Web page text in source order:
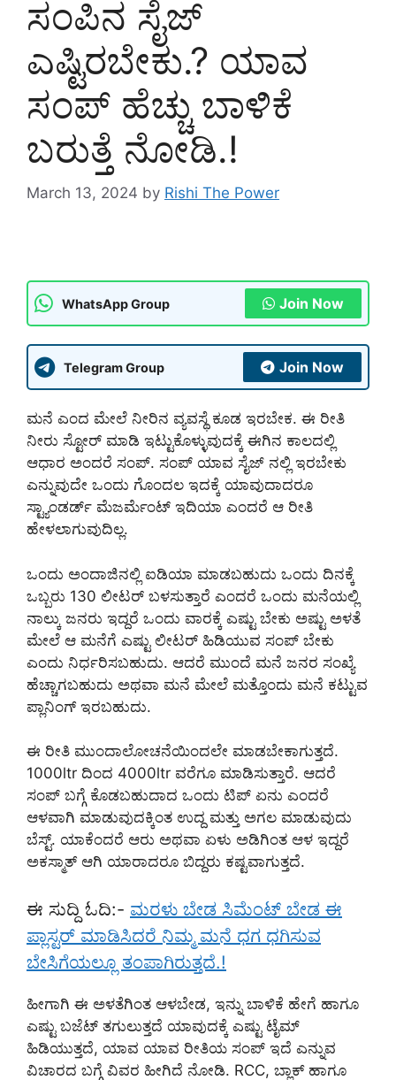
ಸಂಪಿನ ಸೈಜ್
ಎಷ್ಟಿರಬೇಕು.? ಯಾವ
ಸಂಪ್ ಹೆಚ್ಚು ಬಾಳಿಕೆ
ಬರುತ್ತೆ ನೋಡಿ.!
March 13, 2024 by Rishi The Power
WhatsApp Group Join Now
Telegram Group Join Now
ಮನೆ ಎಂದ ಮೇಲೆ ನೀರಿನ ವ್ಯವಸ್ಥೆ ಕೂಡ ಇರಬೇಕ. ಈ ರೀತಿ
ನೀರು ಸ್ಟೋರ್ ಮಾಡಿ ಇಟ್ಟುಕೊಳ್ಳುವುದಕ್ಕೆ ಈಗಿನ ಕಾಲದಲ್ಲಿ
ಆಧಾರ ಅಂದರೆ ಸಂಪ್. ಸಂಪ್ ಯಾವ ಸೈಜ್ ನಲ್ಲಿ ಇರಬೇಕು
ಎನ್ನುವುದೇ ಒಂದು ಗೊಂದಲ ಇದಕ್ಕೆ ಯಾವುದಾದರೂ
ಸ್ಟ್ಯಾಂಡರ್ಡ್ ಮೆಜರ್ಮೆಂಟ್ ಇದಿಯಾ ಎಂದರೆ ಆ ರೀತಿ
ಹೇಳಲಾಗುವುದಿಲ್ಲ.
ಒಂದು ಅಂದಾಜಿನಲ್ಲಿ ಐಡಿಯಾ ಮಾಡಬಹುದು ಒಂದು ದಿನಕ್ಕೆ
ಒಬ್ಬರು 130 ಲೀಟರ್ ಬಳಸುತ್ತಾರೆ ಎಂದರೆ ಒಂದು ಮನೆಯಲ್ಲಿ
ನಾಲ್ಕು ಜನರು ಇದ್ದರೆ ಒಂದು ವಾರಕ್ಕೆ ಎಷ್ಟು ಬೇಕು ಅಷ್ಟು ಅಳತೆ
ಮೇಲೆ ಆ ಮನೆಗೆ ಎಷ್ಟು ಲೀಟರ್ ಹಿಡಿಯುವ ಸಂಪ್ ಬೇಕು
ಎಂದು ನಿರ್ಧರಿಸಬಹುದು. ಆದರೆ ಮುಂದೆ ಮನೆ ಜನರ ಸಂಖ್ಯೆ
ಹೆಚ್ಚಾಗಬಹುದು ಅಥವಾ ಮನೆ ಮೇಲೆ ಮತ್ತೊಂದು ಮನೆ ಕಟ್ಟುವ
ಪ್ಲಾನಿಂಗ್ ಇರಬಹುದು.
ಈ ರೀತಿ ಮುಂದಾಲೋಚನೆಯಿಂದಲೇ ಮಾಡಬೇಕಾಗುತ್ತದೆ.
1000ltr ದಿಂದ 4000ltr ವರೆಗೂ ಮಾಡಿಸುತ್ತಾರೆ. ಆದರೆ
ಸಂಪ್ ಬಗ್ಗೆ ಕೊಡಬಹುದಾದ ಒಂದು ಟಿಪ್ ಏನು ಎಂದರೆ
ಆಳವಾಗಿ ಮಾಡುವುದಕ್ಕಿಂತ ಉದ್ದ ಮತ್ತು ಅಗಲ ಮಾಡುವುದು
ಬೆಸ್ಟ್. ಯಾಕೆಂದರೆ ಆರು ಅಥವಾ ಏಳು ಅಡಿಗಿಂತ ಆಳ ಇದ್ದರೆ
ಅಕಸ್ಮಾತ್ ಆಗಿ ಯಾರಾದರೂ ಬಿದ್ದರು ಕಷ್ಟವಾಗುತ್ತದೆ.
ಈ ಸುದ್ದಿ ಓದಿ:- ಮರಳು ಬೇಡ ಸಿಮೆಂಟ್ ಬೇಡ ಈ
ಪ್ಲಾಸ್ಟರ್ ಮಾಡಿಸಿದರೆ ನಿಮ್ಮ ಮನೆ ಧಗ ಧಗಿಸುವ
ಬೇಸಿಗೆಯಲ್ಲೂ ತಂಪಾಗಿರುತ್ತದೆ.!
ಹೀಗಾಗಿ ಈ ಅಳತೆಗಿಂತ ಆಳಬೇಡ, ಇನ್ನು ಬಾಳಿಕೆ ಹೇಗೆ ಹಾಗೂ
ಎಷ್ಟು ಬಜೆಟ್ ತಗುಲುತ್ತದೆ ಯಾವುದಕ್ಕೆ ಎಷ್ಟು ಟೈಮ್
ಹಿಡಿಯುತ್ತದೆ, ಯಾವ ಯಾವ ರೀತಿಯ ಸಂಪ್ ಇದೆ ಎನ್ನುವ
ವಿಚಾರದ ಬಗ್ಗೆ ವಿವರ ಹೀಗಿದೆ ನೋಡಿ. RCC, ಬ್ಲಾಕ್ ಹಾಗೂ